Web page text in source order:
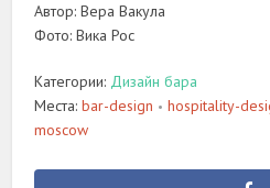
Автор: Вера Вакула
Фото: Вика Рос
Категории: Дизайн бара
Места:bar-design • hospitality-
moscow